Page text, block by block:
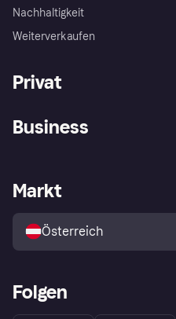
Nachhaltigkeit
Weiterverkaufen
Privat
Shops entdecken
Business
Händlerportal
Markt
Österreich
Folgen